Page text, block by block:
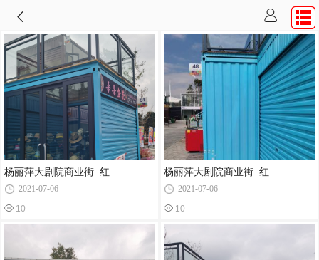
杨丽萍大剧院商业街_红
2021-07-06
10
杨丽萍大剧院商业街_红
2021-07-06
10